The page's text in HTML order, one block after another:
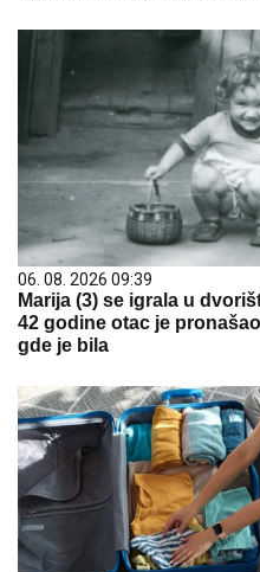
06. 08. 2026 09:39
Marija (3) se igrala u
42 godine otac je
gde je bila